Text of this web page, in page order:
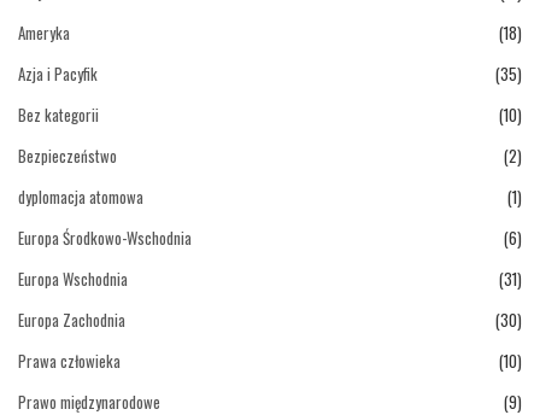
Ameryka
(18)
Azja i Pacyfik
(35)
Bez kategorii
(10)
Bezpieczeństwo
(2)
dyplomacja atomowa
(1)
Europa Środkowo-Wschodnia
(6)
Europa Wschodnia
(31)
Europa Zachodnia
(30)
Prawa człowieka
(10)
Prawo międzynarodowe
(9)